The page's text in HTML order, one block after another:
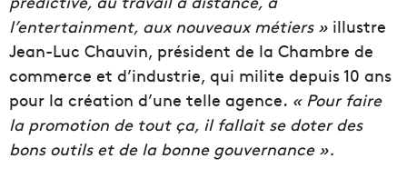
l’entertainment, aux nouveaux métiers » illustre
Jean-Luc Chauvin, président de la Chambre de
commerce et d’industrie, qui milite depuis 10 ans
pour la création d’une telle agence. « Pour faire
la promotion de tout ça, il fallait se doter des
bons outils et de la bonne gouvernance ».